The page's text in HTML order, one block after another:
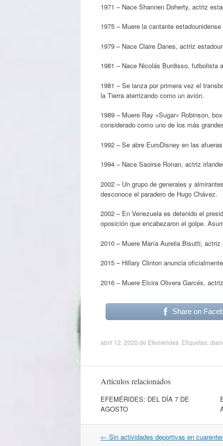
1971 – Nace Shannen Doherty, actriz
1975 – Muere la cantante
1979 – Nace Claire Danes, actriz
1981 – Nace Nicolás Burdisso, futbolista
1981 – Se lanza por primera vez el
la Tierra aterrizando como un avión.
1989 – Muere Ray «Sugar» Robinson,
considerado como uno de los más
1992 – Se abre EuroDisney en las
1994 – Nace Saoirse Ronan, actriz
2002 – Un grupo de generales y
desconoce el paradero de Hugo Chávez.
2002 – En Venezuela es detenido el
oposición que encabezaron el golpe.
2010 – Muere María Aurelia Bisutti, actriz
2015 – Hillary Clinton anuncia
2016 – Muere Elcira Olivera Garcés,
Share on
abril 12, 2020 de Efemérides . Etiquetas:
Artículos relacionados
EFEMÉRIDES: DEL DÍA 7 DE
AGOSTO
Navegación
← Sin actividades deportivas en